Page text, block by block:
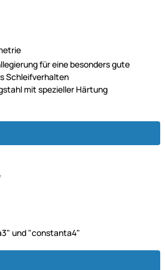
für eine besonders gute
Schleifverhalten
mit spezieller Härtung
und "constanta4"